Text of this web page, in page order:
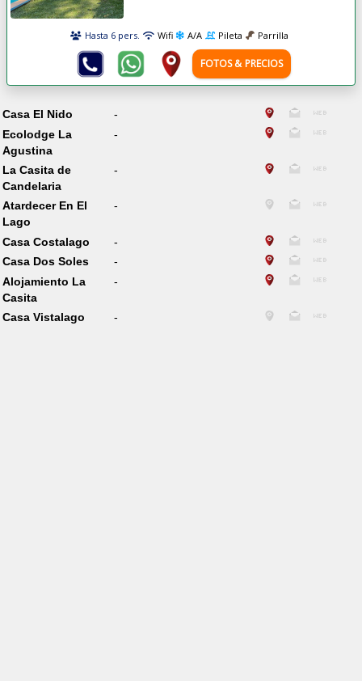
Hasta 6 pers. Wifi A/A Pileta Parrilla
FOTOS & PRECIOS
Casa El Nido
-
Ecolodge La
Agustina
-
La Casita de
Candelaria
-
Atardecer En El
Lago
-
Casa Costalago
-
Casa Dos Soles
-
Alojamiento La
Casita
-
Casa Vistalago -